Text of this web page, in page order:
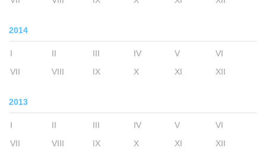
2014
I II III IV V
VI
VII
VIII IX X XI XII
2013
I II III IV V
VI
VII
VIII IX X XI XII